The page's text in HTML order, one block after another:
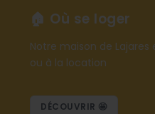
🏠 Où se loger
Notre maison de
ou à la location
DÉCOUVRIR 🤩